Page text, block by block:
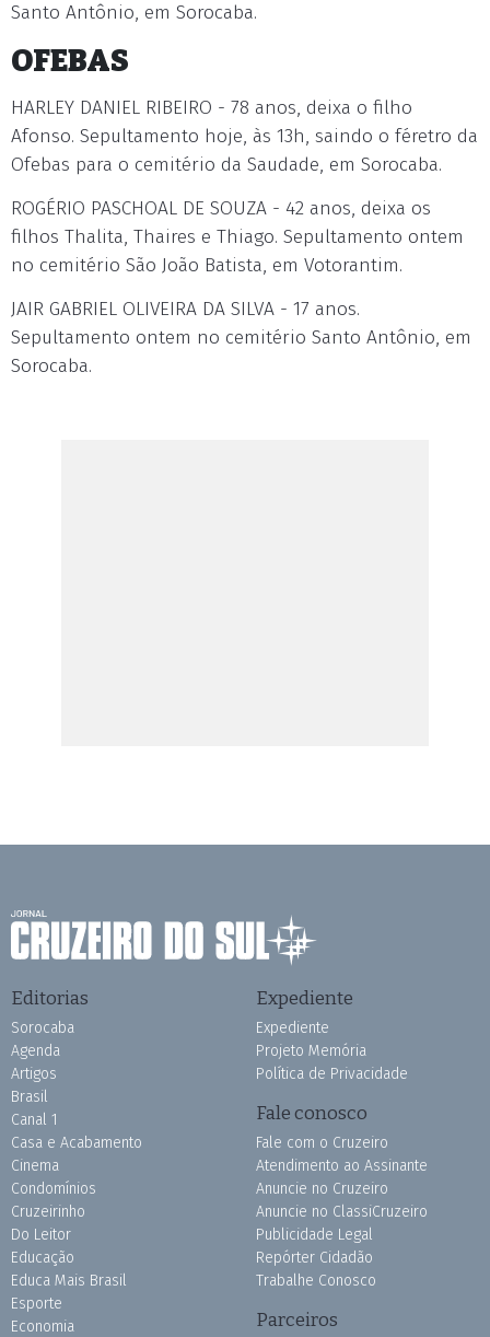
Santo Antônio, em Sorocaba.
OFEBAS
HARLEY DANIEL RIBEIRO - 78 anos, deixa o filho
Afonso. Sepultamento hoje, às 13h, saindo o féretro da
Ofebas para o cemitério da Saudade, em Sorocaba.
ROGÉRIO PASCHOAL DE SOUZA - 42 anos, deixa os
filhos Thalita, Thaires e Thiago. Sepultamento ontem
no cemitério São João Batista, em Votorantim.
JAIR GABRIEL OLIVEIRA DA SILVA - 17 anos.
Sepultamento ontem no cemitério Santo Antônio, em
Sorocaba.
Editorias
Sorocaba
Agenda
Artigos
Brasil
Canal 1
Casa e Acabamento
Cinema
Condomínios
Cruzeirinho
Do Leitor
Educação
Educa Mais Brasil
Esporte
Economia
Expediente
Expediente
Projeto Memória
Política de Privacidade
Fale conosco
Fale com o Cruzeiro
Atendimento ao Assinante
Anuncie no Cruzeiro
Anuncie no ClassiCruzeiro
Publicidade Legal
Repórter Cidadão
Trabalhe Conosco
Parceiros